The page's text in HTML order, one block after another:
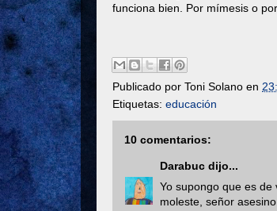
funciona bien. Por mímesis o
Publicado por Toni Solano en
Etiquetas: educación
10 comentarios:
Darabuc dijo...
Yo supongo que es
moleste, señor